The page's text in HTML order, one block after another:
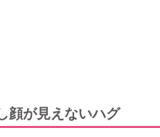
顔が見えないハグ